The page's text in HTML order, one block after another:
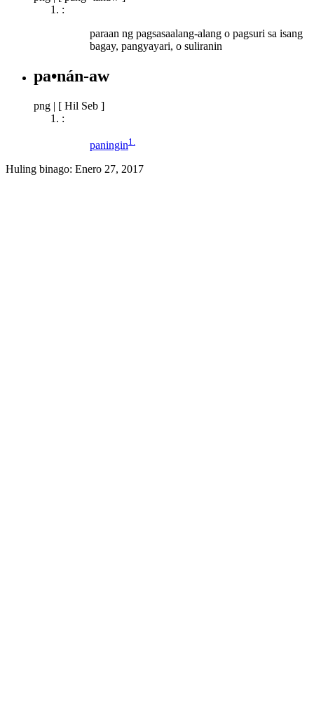
:
paraan ng pagsasaalang-alang o pagsuri sa isang
bagay, pangyayari, o suliranin
pa•nán-aw
png | [ Hil Seb ]
:
paningin1.
Huling binago: Enero 27, 2017